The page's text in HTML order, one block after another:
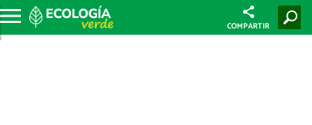
COMPARTIR